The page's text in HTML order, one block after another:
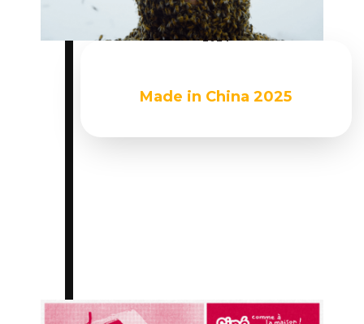
Du 09 octobre 2024 au 12 octobre
2024
Made in China 2025